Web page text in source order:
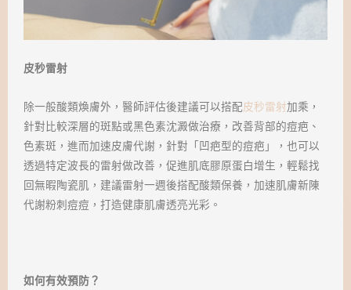
皮秒雷射
除一般酸類煥膚外，醫師評估後建議可以搭配皮秒雷射加乘，
針對比較深層的斑點或黑色素沈澱做治療，改善背部的痘疤、
色素斑，進而加速皮膚代謝，針對「凹疤型的痘疤」，也可以
透過特定波長的雷射做改善，促進肌底膠原蛋白增生，輕鬆找
回無暇陶瓷肌，建議雷射一週後搭配酸類保養，加速肌膚新陳
代謝粉刺痘痘，打造健康肌膚透亮光彩。
如何有效預防？